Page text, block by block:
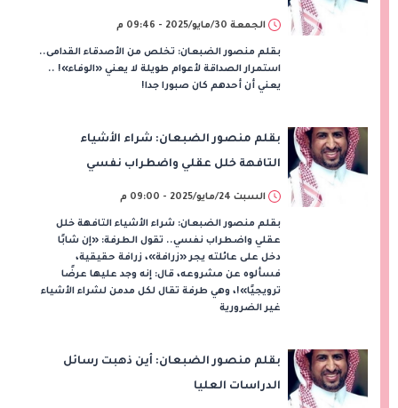
الجمعة 30/مايو/2025 - 09:46 م
بقلم منصور الضبعان: تخلص من الأصدقاء القدامى..
استمرار الصداقة لأعوام طويلة لا يعني «الوفاء»! ..
يعني أن أحدهم كان صبورا جدا!
بقلم منصور الضبعان: شراء الأشياء
التافهة خلل عقلي واضطراب نفسي
السبت 24/مايو/2025 - 09:00 م
بقلم منصور الضبعان: شراء الأشياء التافهة خلل
عقلي واضطراب نفسي.. تقول الطرفة: «إن شابًا
دخل على عائلته يجر «زرافة»، زرافة حقيقية،
فسألوه عن مشروعه، قال: إنه وجد عليها عرضًا
ترويجيًا»!، وهي طرفة تقال لكل مدمن لشراء الأشياء
غير الضرورية
بقلم منصور الضبعان: أين ذهبت رسائل
الدراسات العليا